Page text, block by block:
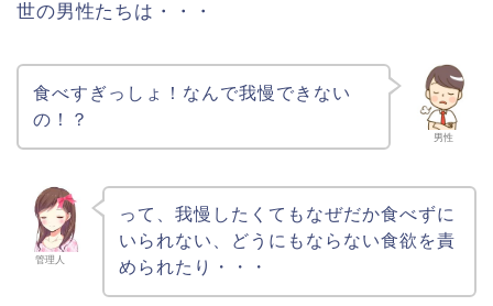
世の男性たちは・・・
男性
食べすぎっしょ！なんで我慢できない
の！？
管理人
って、我慢したくてもなぜだか食べずに
いられない、どうにもならない食欲を責
められたり・・・